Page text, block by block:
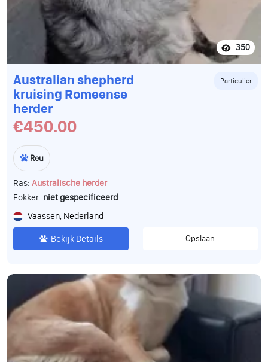
6 augustus mogen ze weg bij de mama.. Mama en papa
zijn beide super lief en erg sociaal kunnen met alles en
iedereen overweg en luisteren goed.. zijn zachtaardige en
medische in orde. Heeft u intresse in een pup of vragen
dan mag u altijd contact opnemen. Langs komen mag ook
altijd en is vrijblijvend... Een pup kost totaal 1750€.
350
Australian shepherd
kruising Romeense
herder
Particulier
€450.00
Reu
Ras: Australische herder
Fokker: niet gespecificeerd
Vaassen, Nederland
Bekijk Details Opslaan